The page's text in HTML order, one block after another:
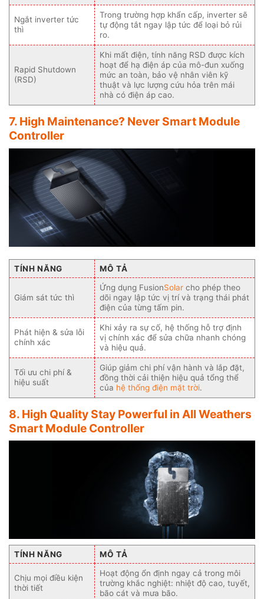
Ngắt inverter tức
thì
Trong trường hợp khẩn cấp, inverter sẽ
tự động tắt ngay lập tức để loại bỏ rủi
ro.
Rapid Shutdown
(RSD)
Khi mất điện, tính năng RSD được kích
hoạt để hạ điện áp của mô-đun xuống
mức an toàn, bảo vệ nhân viên kỹ
thuật và lực lượng cứu hỏa trên mái
nhà có điện áp cao.
7. High Maintenance? Never Smart Module
Controller
TÍNH NĂNG MÔ TẢ
Giám sát tức thì
Ứng dụng FusionSolar cho phép theo
dõi ngay lập tức vị trí và trạng thái phát
điện của từng tấm pin.
Phát hiện & sửa lỗi
chính xác
Khi xảy ra sự cố, hệ thống hỗ trợ định
vị chính xác để sửa chữa nhanh chóng
và hiệu quả.
Tối ưu chi phí &
hiệu suất
Giúp giảm chi phí vận hành và lắp đặt,
đồng thời cải thiện hiệu quả tổng thể
của hệ thống điện mặt trời.
8. High Quality Stay Powerful in All Weathers
Smart Module Controller
TÍNH NĂNG MÔ TẢ
Chịu mọi điều kiện
thời tiết
Hoạt động ổn định ngay cả trong môi
trường khắc nghiệt: nhiệt độ cao, tuyết,
bão cát và mưa bão.